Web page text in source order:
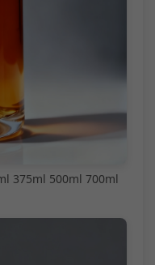
375ml 500ml 700ml